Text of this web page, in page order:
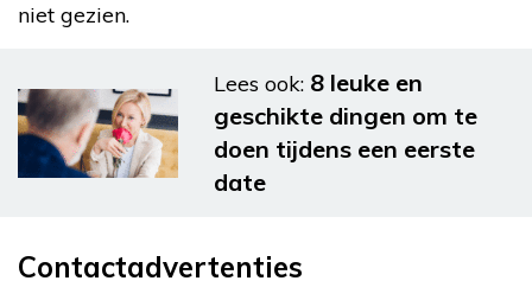
niet gezien.
Lees ook: 8 leuke en
geschikte dingen om te
doen tijdens een eerste
date
Contactadvertenties